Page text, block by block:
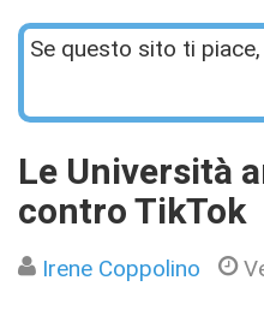
Se questo sito ti
Le Università
contro TikTok
Irene Coppolino